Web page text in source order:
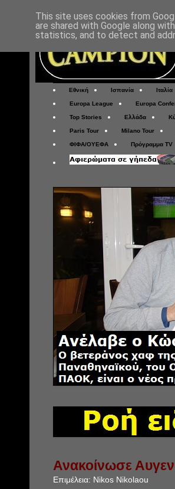
Εθνική Ισπανία Ιταλία
Europa League Europa
Top Stories Ελλάδα
Paris Tour Milano Tour
ΦΙΦΑ/ΟΥΕΦΑ Πρόγραμμα TV
Ανακοίνωσε
Επιμέλεια: Nikos Nikolaou
This site uses cookies from
are shared with Google along
statistics, and to detect and